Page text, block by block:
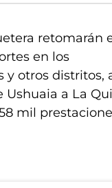
retomarán
en los
y otros distritos,
a La
mil